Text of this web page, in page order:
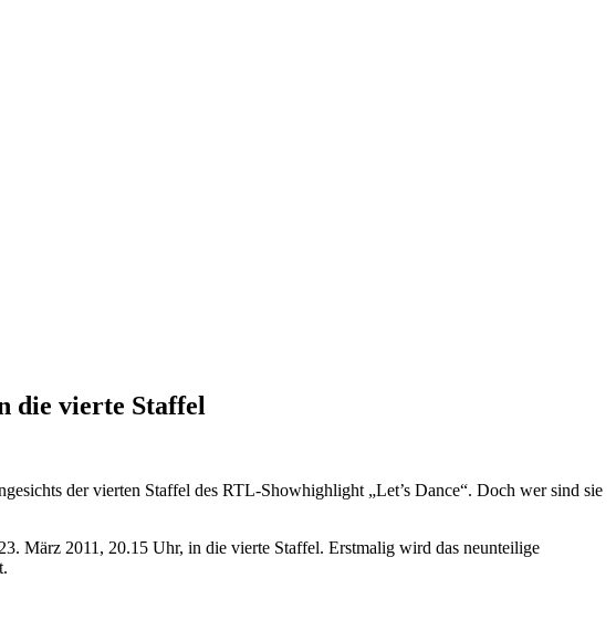
die vierte Staffel
der vierten Staffel des RTL-Showhighlight „Let’s Dance“. Doch wer sind sie
März 2011, 20.15 Uhr, in die vierte Staffel. Erstmalig wird das neunteilige